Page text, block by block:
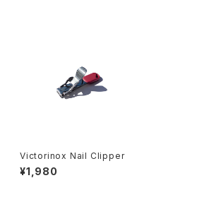
Victorinox Nail Clipper
¥1,980